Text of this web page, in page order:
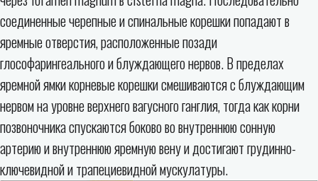
соединенные черепные и спинальные корешки попадают в
яремные отверстия, расположенные позади
глософарингеального и блуждающего нервов. В пределах
яремной ямки корневые корешки смешиваются с блуждающим
нервом на уровне верхнего вагусного ганглия, тогда как корни
позвоночника спускаются боково во внутреннюю сонную
артерию и внутреннюю яремную вену и достигают грудинно-
ключевидной и трапециевидной мускулатуры.